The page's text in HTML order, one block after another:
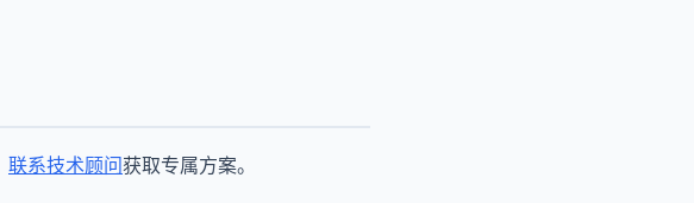
联系技术顾问获取专属方案。